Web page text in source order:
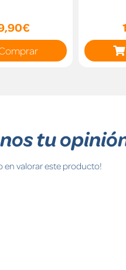
tu
en valorar este producto!